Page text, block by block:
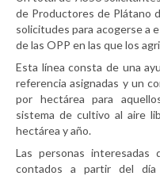
de Productores de Plátano
solicitudes para acogerse a
de las OPP en las que los
Esta línea consta de una
referencia asignadas y un
por hectárea para
sistema de cultivo al aire
hectárea y año.
Las personas
contados a partir del